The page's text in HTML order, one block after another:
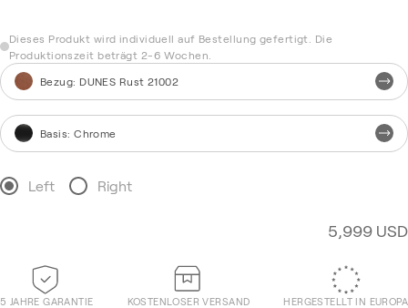
Dieses Produkt wird individuell auf Bestellung gefertigt. Die
Produktionszeit beträgt 2-6 Wochen.
Bezug: DUNES Rust 21002
Basis:Chrome
Left Right
5,999 USD
5 JAHRE GARANTIE KOSTENLOSER VERSAND HERGESTELLT IN EUROPA